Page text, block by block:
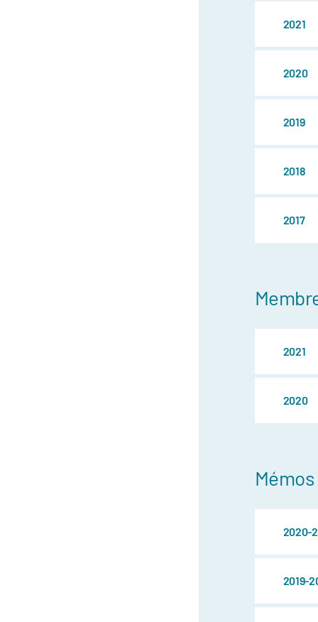
2021
2020
2019
2018
2017
2021
2020
Mémos
2020-
2019-